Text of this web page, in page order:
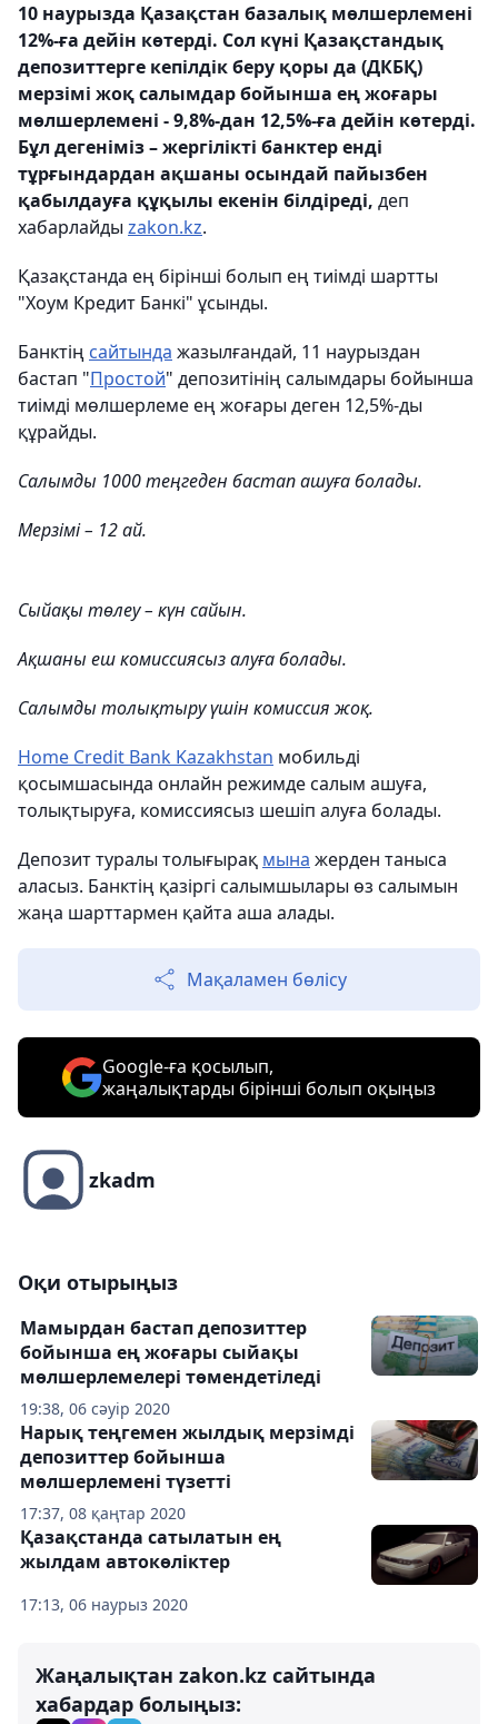
10 наурызда Қазақстан базалық мөлшерлемені
12%-ға дейін көтерді. Сол күні Қазақстандық
депозиттерге кепілдік беру қоры да (ДКБҚ)
мерзімі жоқ салымдар бойынша ең жоғары
мөлшерлемені - 9,8%-дан 12,5%-ға дейін көтерді.
Бұл дегеніміз – жергілікті банктер енді
тұрғындардан ақшаны осындай пайызбен
қабылдауға құқылы екенін білдіреді, деп
хабарлайды zakon.kz.
Қазақстанда ең бірінші болып ең тиімді шартты
"Хоум Кредит Банкі" ұсынды.
Банктің сайтында жазылғандай, 11 наурыздан
бастап "Простой" депозитінің салымдары бойынша
тиімді мөлшерлеме ең жоғары деген 12,5%-ды
құрайды.
Салымды 1000 теңгеден бастап ашуға болады.
Мерзімі – 12 ай.
Сыйақы төлеу – күн сайын.
Ақшаны еш комиссиясыз алуға болады.
Салымды толықтыру үшін комиссия жоқ.
Home Credit Bank Kazakhstan мобильді
қосымшасында онлайн режимде салым ашуға,
толықтыруға, комиссиясыз шешіп алуға болады.
Депозит туралы толығырақ мына жерден таныса
аласыз. Банктің қазіргі салымшылары өз салымын
жаңа шарттармен қайта аша алады.
Мақаламен бөлісу
Google-ға қосылып,
жаңалықтарды бірінші болып оқыңыз
zkadm
Оқи отырыңыз
19:38, 06 сәуір 2020
Мамырдан бастап депозиттер
бойынша ең жоғары сыйақы
мөлшерлемелері төмендетіледі
17:37, 08 қаңтар 2020
Нарық теңгемен жылдық мерзімді
депозиттер бойынша
мөлшерлемені түзетті
17:13, 06 наурыз 2020
Қазақстанда сатылатын ең
жылдам автокөліктер
Жаңалықтан zakon.kz сайтында
хабардар болыңыз: